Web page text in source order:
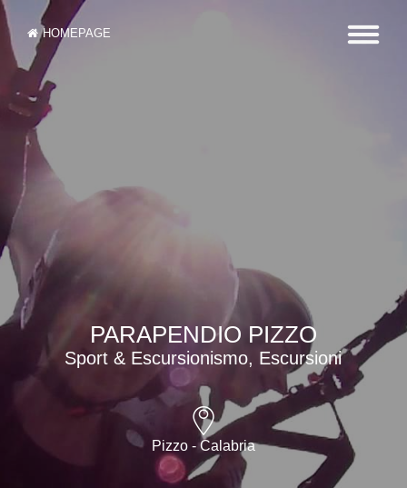
HOMEPAGE
PARAPENDIO PIZZO
Sport & Escursionismo, Escursioni
Pizzo - Calabria